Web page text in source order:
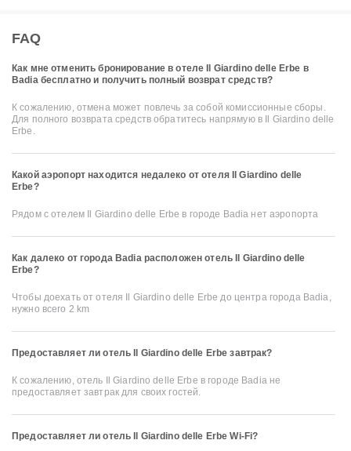
FAQ
Как мне отменить бронирование в отеле Il Giardino delle Erbe в
Badia бесплатно и получить полный возврат средств?
К сожалению, отмена может повлечь за собой комиссионные сборы.
Для полного возврата средств обратитесь напрямую в Il Giardino delle
Erbe.
Какой аэропорт находится недалеко от отеля Il Giardino delle
Erbe?
Рядом с отелем Il Giardino delle Erbe в городе Badia нет аэропорта
Как далеко от города Badia расположен отель Il Giardino delle
Erbe?
Чтобы доехать от отеля Il Giardino delle Erbe до центра города Badia,
нужно всего 2 km
Предоставляет ли отель Il Giardino delle Erbe завтрак?
К сожалению, отель Il Giardino delle Erbe в городе Badia не
предоставляет завтрак для своих гостей.
Предоставляет ли отель Il Giardino delle Erbe Wi-Fi?